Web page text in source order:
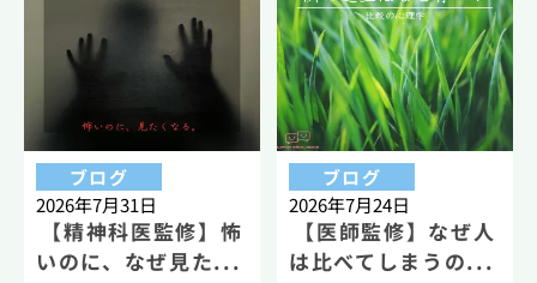
ブログ
2026年7月31日
【精神科医監修】怖
いのに、なぜ見た...
ブログ
2026年7月24日
【医師監修】なぜ人
は比べてしまうの...